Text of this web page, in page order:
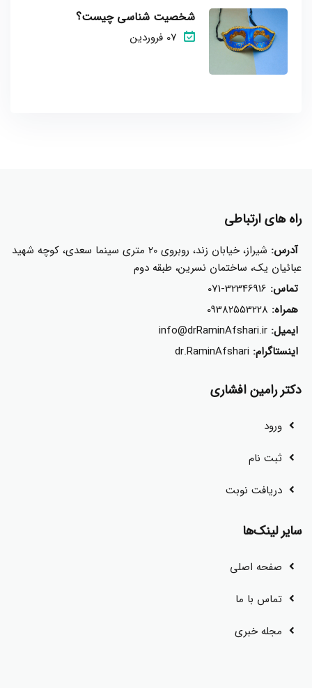
شخصیت شناسی چیست؟
07 فروردین
راه های ارتباطی
آدرس:
شیراز، خیابان زند، روبروی 20 متری سینما سعدی، کوچه شهید
عبائیان یک، ساختمان نسرین، طبقه دوم
تماس: 071-32346916
همراه: 09382553228
ایمیل: info@drRaminAfshari.ir
اینستاگرام: dr.RaminAfshari
دکتر رامین افشاری
ورود
ثبت نام
دریافت نوبت
سایر لینک‌ها
صفحه اصلی
تماس با ما
مجله خبری